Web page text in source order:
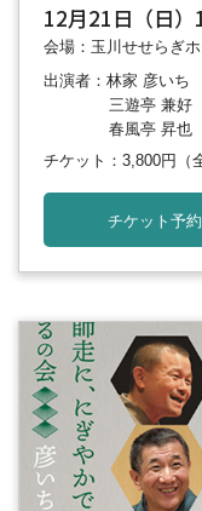
12月21日（日
会場：玉川せせらぎ
出演者：林家 彦いち
三遊亭 兼好
春風亭 昇也
チケット：3,800円
チケット予約